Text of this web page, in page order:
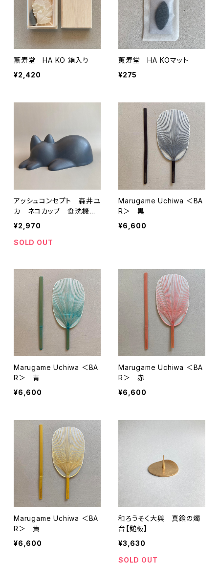
薫寿堂 HA KO 箱入り
¥2,420
薫寿堂 HA KOマット
¥275
アッシュコンセプト 森井ユ
カ ネコカップ 食洗機対
応
¥2,970
SOLD OUT
Marugame Uchiwa ＜BA
R＞ 黒
¥6,600
Marugame Uchiwa ＜BA
R＞ 青
¥6,600
Marugame Uchiwa ＜BA
R＞ 赤
¥6,600
Marugame Uchiwa ＜BA
R＞ 黄
¥6,600
和ろうそく大與 真鍮の燭
台【鎚板】
¥3,630
SOLD OUT